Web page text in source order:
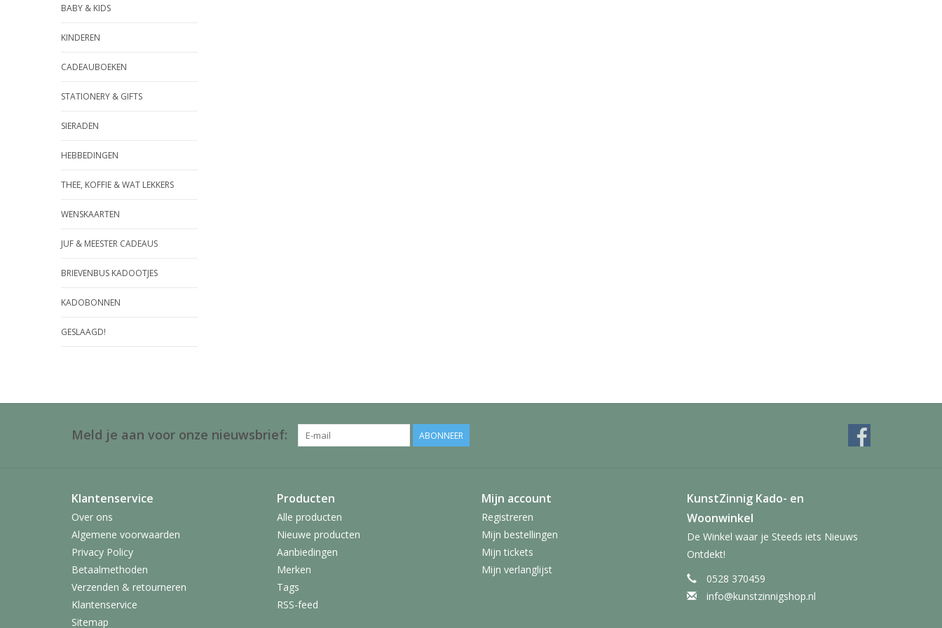
BABY & KIDS
KINDEREN
CADEAUBOEKEN
STATIONERY & GIFTS
SIERADEN
HEBBEDINGEN
THEE, KOFFIE & WAT LEKKERS
WENSKAARTEN
JUF & MEESTER CADEAUS
BRIEVENBUS KADOOTJES
KADOBONNEN
GESLAAGD!
Meld je aan voor onze nieuwsbrief: ABONNEER
Klantenservice
Over ons
Algemene voorwaarden
Privacy Policy
Betaalmethoden
Verzenden & retourneren
Klantenservice
Sitemap
Producten
Alle producten
Nieuwe producten
Aanbiedingen
Merken
Tags
RSS-feed
Mijn account
Registreren
Mijn bestellingen
Mijn tickets
Mijn verlanglijst
KunstZinnig Kado- en
Woonwinkel
De Winkel waar je Steeds iets Nieuws
Ontdekt!
0528 370459
info@kunstzinnigshop.nl